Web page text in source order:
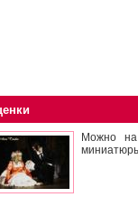
Можно на